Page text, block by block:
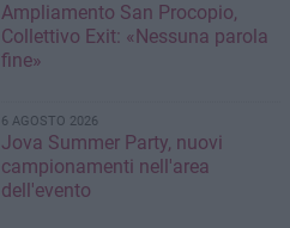
Ampliamento San Procopio,
Collettivo Exit: «Nessuna parola
fine»
6 AGOSTO 2026
Jova Summer Party, nuovi
campionamenti nell'area
dell'evento